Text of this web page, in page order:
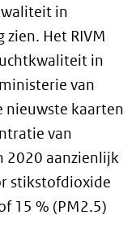
in
Het RIVM
in
van
nieuwste kaarten
van
2020 aanzienlijk
stikstofdioxide
15 % (PM2.5)